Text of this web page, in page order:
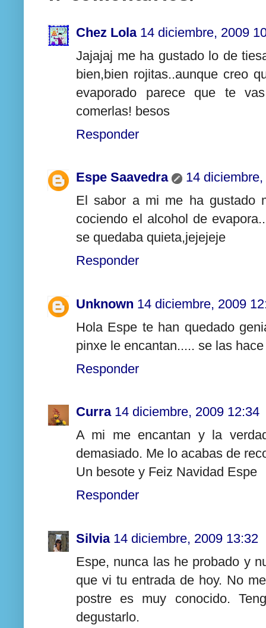
Chez Lola 14 diciembre, 2009
Jajajaj me ha gustado lo de
bien,bien rojitas..aunque creo
evaporado parece que te
comerlas! besos
Responder
Espe Saavedra
14
El sabor a mi me ha gustado
cociendo el alcohol de
se quedaba quieta,jejejeje
Responder
Unknown 14 diciembre, 2009
Hola Espe te han quedado
pinxe le encantan..... se las
Responder
Curra 14 diciembre, 2009 12:34
A mi me encantan y la
demasiado. Me lo acabas de
Un besote y Feiz Navidad Espe
Responder
Silvia 14 diciembre, 2009 13:32
Espe, nunca las he probado y
que vi tu entrada de hoy. No
postre es muy conocido.
degustarlo.